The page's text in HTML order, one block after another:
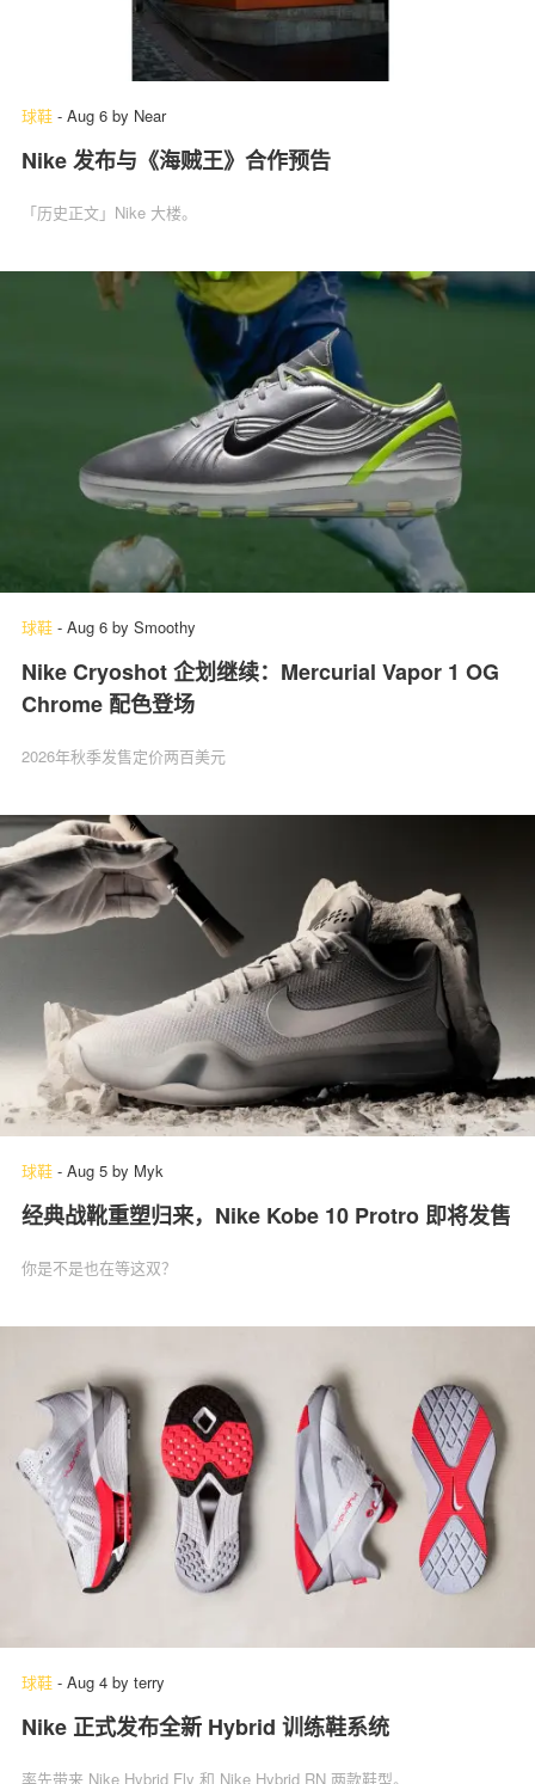
球鞋 - Aug 6 by Near
Nike 发布与《海贼王》合作预告
「历史正文」Nike 大楼。
球鞋 - Aug 6 by Smoothy
Nike Cryoshot 企划继续：Mercurial Vapor 1 OG
Chrome 配色登场
2026年秋季发售定价两百美元
球鞋 - Aug 5 by Myk
经典战靴重塑归来，Nike Kobe 10 Protro 即将发售
你是不是也在等这双？
球鞋 - Aug 4 by terry
Nike 正式发布全新 Hybrid 训练鞋系统
率先带来 Nike Hybrid Fly 和 Nike Hybrid RN 两款鞋型。